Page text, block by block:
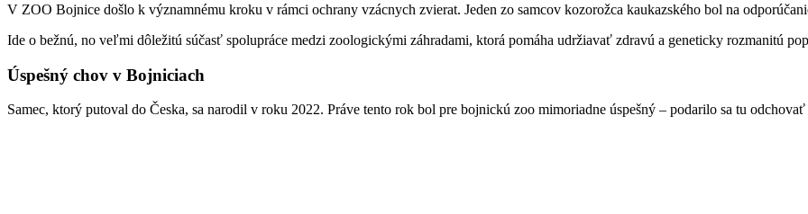
V ZOO Bojnice došlo k významnému kroku v rámci ochrany vzácnych zvierat. Jeden zo samcov kozorožca kaukazského bol na
Ide o bežnú, no veľmi dôležitú súčasť spolupráce medzi zoologickými záhradami, ktorá pomáha udržiavať zdravú a geneticky rozmanitú
Úspešný chov v Bojniciach
Samec, ktorý putoval do Česka, sa narodil v roku 2022. Práve tento rok bol pre bojnickú zoo mimoriadne úspešný – podarilo sa tu